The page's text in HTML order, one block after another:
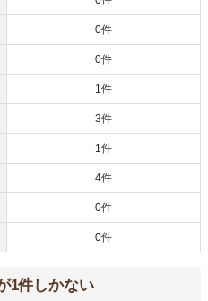
0件
0件
1件
3件
1件
4件
0件
0件
1件しかない